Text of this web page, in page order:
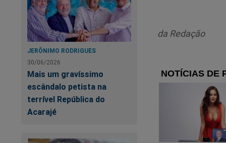
JERÔNIMO RODRIGUES
30/06/2026
Mais um gravíssimo
escândalo petista na
terrível República do
Acarajé
revista
É certo
das
de
da Redação